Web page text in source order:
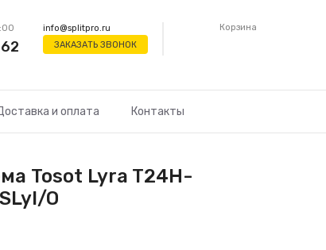
info@splitpro.ru
ЗАКАЗАТЬ ЗВОНОК
Корзина
и оплата Контакты
Tosot Lyra T24H-
O